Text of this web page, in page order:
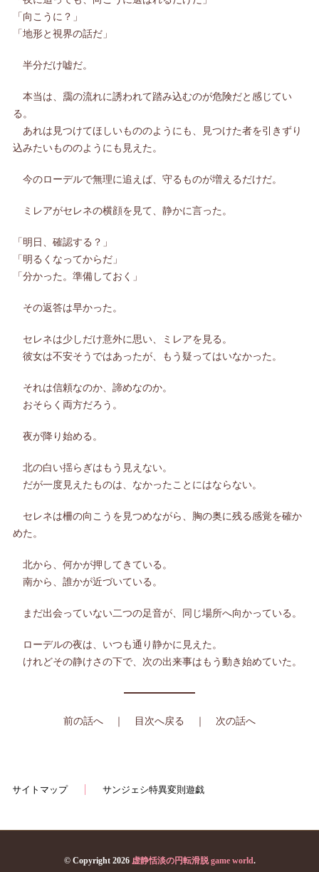
「向こうに？」
「地形と視界の話だ」
半分だけ嘘だ。
本当は、靄の流れに誘われて踏み込むのが危険だと感じてい
る。
あれは見つけてほしいもののようにも、見つけた者を引きずり
込みたいもののようにも見えた。
今のローデルで無理に追えば、守るものが増えるだけだ。
ミレアがセレネの横顔を見て、静かに言った。
「明日、確認する？」
「明るくなってからだ」
「分かった。準備しておく」
その返答は早かった。
セレネは少しだけ意外に思い、ミレアを見る。
彼女は不安そうではあったが、もう疑ってはいなかった。
それは信頼なのか、諦めなのか。
おそらく両方だろう。
夜が降り始める。
北の白い揺らぎはもう見えない。
だが一度見えたものは、なかったことにはならない。
セレネは柵の向こうを見つめながら、胸の奥に残る感覚を確か
めた。
北から、何かが押してきている。
南から、誰かが近づいている。
まだ出会っていない二つの足音が、同じ場所へ向かっている。
ローデルの夜は、いつも通り静かに見えた。
けれどその静けさの下で、次の出来事はもう動き始めていた。
前の話へ 目次へ戻る 次の話へ
サイトマップ サンジェシ特異変則遊戯
© Copyright 2026 虚静恬淡の円転滑脱 game world.